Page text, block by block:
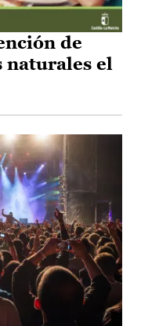
de
naturales el